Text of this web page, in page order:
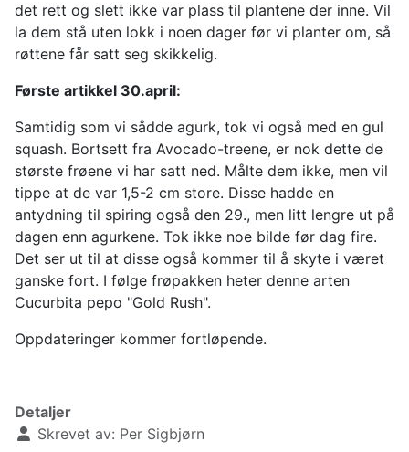
det rett og slett ikke var plass til plantene der inne. Vil
la dem stå uten lokk i noen dager før vi planter om, så
røttene får satt seg skikkelig.
Første artikkel 30.april:
Samtidig som vi sådde agurk, tok vi også med en gul
squash. Bortsett fra Avocado-treene, er nok dette de
største frøene vi har satt ned. Målte dem ikke, men vil
tippe at de var 1,5-2 cm store. Disse hadde en
antydning til spiring også den 29., men litt lengre ut på
dagen enn agurkene. Tok ikke noe bilde før dag fire.
Det ser ut til at disse også kommer til å skyte i været
ganske fort. I følge frøpakken heter denne arten
Cucurbita pepo "Gold Rush".
Oppdateringer kommer fortløpende.
Detaljer
Skrevet av: Per Sigbjørn